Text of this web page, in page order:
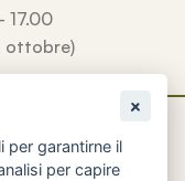
17.00
ottobre)
a manocon la
volta.
per garantirne il
per capire